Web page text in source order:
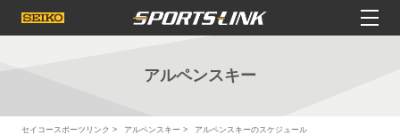
アルペンスキー
セイコースポーツリンク アルペンスキー アルペンスキーのスケジュール